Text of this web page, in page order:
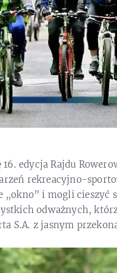
16. edycja Rajdu
rekreacyjno-
i mogli
odważnych,
S.A. z jasnym